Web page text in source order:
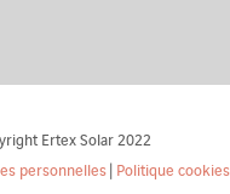
Ertex Solar 2022
personnelles| Politique cookies